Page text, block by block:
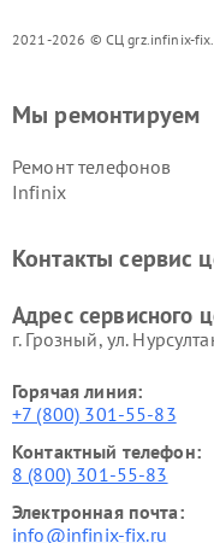
2021-2026 © СЦ grz.infinix-
Мы ремонтируем
Ремонт телефонов
Infinix
Контакты сервис
Адрес сервисного
г. Грозный, ул.
Горячая линия:
+7 (800) 301-55-83
Контактный телефон:
8 (800) 301-55-83
Электронная почта:
info@infinix-fix.ru